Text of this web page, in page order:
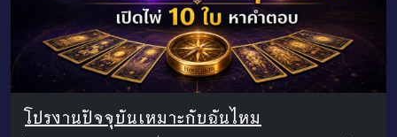
โปรงานปัจจุบันเหมาะกับฉันไหม